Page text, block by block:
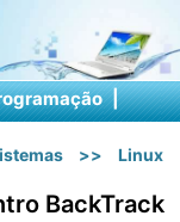
|
>> Linux
BackTrack